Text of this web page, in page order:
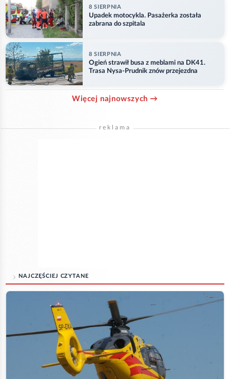
8 SIERPNIA
Upadek motocykla. Pasażerka została
zabrana do szpitala
8 SIERPNIA
Ogień strawił busa z meblami na DK41.
Trasa Nysa-Prudnik znów przejezdna
Więcej najnowszych →
reklama
NAJCZĘŚCIEJ CZYTANE